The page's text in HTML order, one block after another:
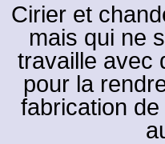
Cirier et
mais qui ne
travaille avec
pour la
fabrication